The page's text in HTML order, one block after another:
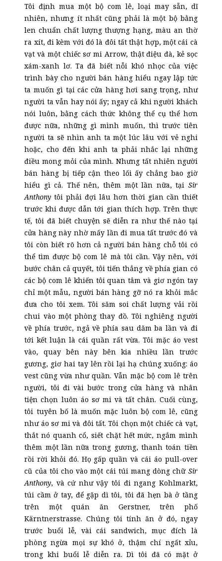
Tôi định mua một bộ com lê, loại may sẵn, dĩ
nhiên, nhưng ít nhất cũng phải là một bộ bằng
len chuẩn chất lượng thượng hạng, màu an thờ
ra xít, đi kèm với đó là đôi tất thật hợp, một cái cà
vạt và một chiếc sơ mi Arrow, thật điệu đà, kẻ sọc
xám-xanh lơ. Ta đã biết nỗi khó nhọc của việc
trình bày cho người bán hàng hiểu ngay lập tức
ta muốn gì tại các cửa hàng hơi sang trọng, như
người ta vẫn hay nói ấy; ngay cả khi người khách
nói luôn, bằng cách thức không thể cụ thể hơn
được nữa, những gì mình muốn, thì trước tiên
người ta sẽ nhìn anh ta một lúc lâu với vẻ nghi
hoặc, cho đến khi anh ta phải nhắc lại những
điều mong mỏi của mình. Nhưng tất nhiên người
bán hàng bị tiếp cận theo lối ấy chẳng bao giờ
hiểu gì cả. Thế nên, thêm một lần nữa, tại Sir
Anthony tôi phải đợi lâu hơn thời gian cần thiết
trước khi được dẫn tới gian thích hợp. Trên thực
tế, tôi đã biết chuyện sẽ diễn ra như thế nào tại
cửa hàng này nhờ mấy lần đi mua tất trước đó và
tôi còn biết rõ hơn cả người bán hàng chỗ tôi có
thể tìm được bộ com lê mà tôi cần. Vậy nên, với
bước chân cả quyết, tôi tiến thẳng về phía gian có
các bộ com lê khiến tôi quan tâm và giơ ngón tay
chỉ một mẫu, người bán hàng gỡ nó ra khỏi mắc
đưa cho tôi xem. Tôi săm soi chất lượng vải rồi
chui vào một phòng thay đồ. Tôi nghiêng người
về phía trước, ngả về phía sau dăm ba lần và đi
tới kết luận là cái quần rất vừa. Tôi mặc áo vest
vào, quay bên này bên kia nhiều lần trước
gương, giơ hai tay lên rồi lại hạ chúng xuống: áo
vest cũng vừa như quần. Vẫn mặc bộ com lê trên
người, tôi đi vài bước trong cửa hàng và nhân
tiện chọn luôn áo sơ mi và tất chân. Cuối cùng,
tôi tuyên bố là muốn mặc luôn bộ com lê, cũng
như áo sơ mi và đôi tất. Tôi chọn một chiếc cà vạt,
thắt nó quanh cổ, siết chặt hết mức, ngắm mình
thêm một lần nữa trong gương, thanh toán tiền
rồi rời khỏi đó. Họ gấp quần và cái áo pull-over
cũ của tôi cho vào một cái túi mang dòng chữ Sir
Anthony, và cứ như vậy tôi đi ngang Kohlmarkt,
túi cầm ở tay, để gặp dì tôi, tôi đã hẹn bà ở tầng
trên một quán ăn Gerstner, trên phố
Kärntnerstrasse. Chúng tôi tính ăn ở đó, ngay
trước buổi lễ, vài cái sandwich, mục đích là
phòng ngừa mọi sự khó ở, thậm chí ngất xỉu,
trong khi buổi lễ diễn ra. Dì tôi đã có mặt ở